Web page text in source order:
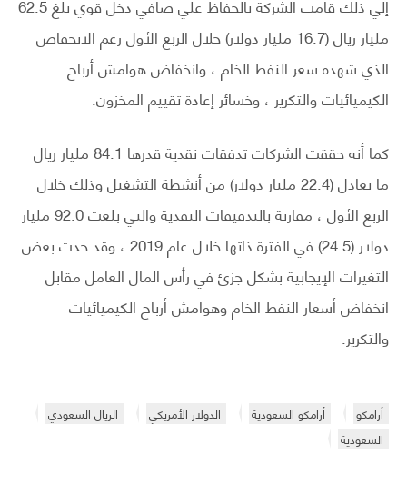
مليار ريال (16.7 مليار دولار) خلال الربع الأول رغم الانخفاض
الذي شهده سعر النفط الخام ، وانخفاض هوامش أرباح
الكيميائيات والتكرير ، وخسائر إعادة تقييم المخزون.
كما أنه حققت الشركات تدفقات نقدية قدرها 84.1 مليار ريال
ما يعادل (22.4 مليار دولار) من أنشطة التشغيل وذلك خلال
الربع الأول ، مقارنة بالتدفيقات النقدية والتي بلغت 92.0 مليار
دولار (24.5) في الفترة ذاتها خلال عام 2019 ، وقد حدث بعض
التغيرات الإيجابية بشكل جزئ في رأس المال العامل مقابل
انخفاض أسعار النفط الخام وهوامش أرباح الكيميائيات
والتكرير.
أرامكو أرامكو السعودية الدولار الأمريكي
الريال السعودي
السعودية